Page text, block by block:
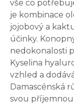
vše co
je kombinace
jojobový a
účinky.
nedokonalosti
Kyselina
vzhled a
Damascénská
svou příjemnou